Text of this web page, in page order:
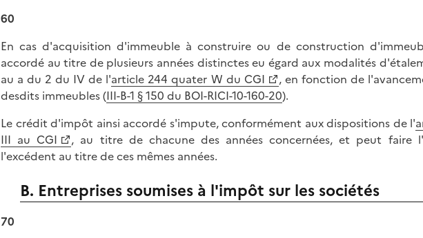
60
En cas d'acquisition d'immeuble à construire ou de construction
accordé au titre de plusieurs années distinctes eu égard aux modalités
au a du 2 du IV de l'article 244 quater W du CGI
, en fonction de
desdits immeubles (III-B-1 § 150 du BOI-RICI-10-160-20).
Le crédit d'impôt ainsi accordé s'impute, conformément aux dispositions de l'
III au CGI
, au titre de chacune des années concernées, et peut faire
l'excédent au titre de ces mêmes années.
B. Entreprises soumises à l'impôt sur les sociétés
70